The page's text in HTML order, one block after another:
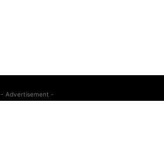
- Advertisement -